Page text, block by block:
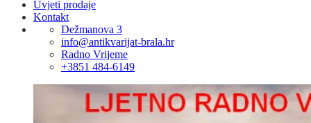
Uvjeti prodaje
Kontakt
Dežmanova 3
info@antikvarijat-brala.hr
Radno Vrijeme
+3851 484-6149